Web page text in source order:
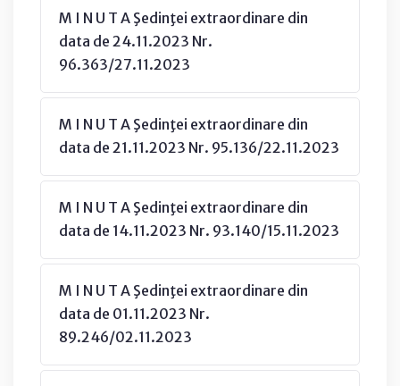
M I N U T A Şedinţei extraordinare din
data de 24.11.2023 Nr.
96.363/27.11.2023
M I N U T A Şedinţei extraordinare din
data de 21.11.2023 Nr. 95.136/22.11.2023
M I N U T A Şedinţei extraordinare din
data de 14.11.2023 Nr. 93.140/15.11.2023
M I N U T A Şedinţei extraordinare din
data de 01.11.2023 Nr.
89.246/02.11.2023